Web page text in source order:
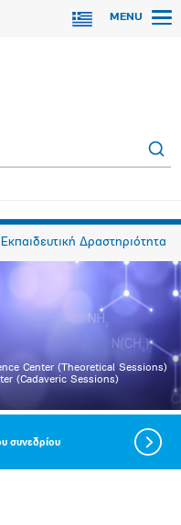
MENU
Δραστηριότητα
Center (Theoretical Sessions)
(Cadaveric Sessions)
συνεδρίου